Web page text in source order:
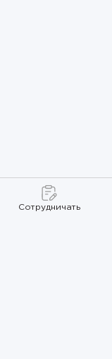
Сотрудничать